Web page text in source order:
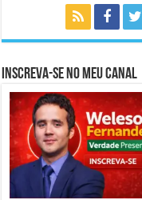
Inscreva-se no meu canal